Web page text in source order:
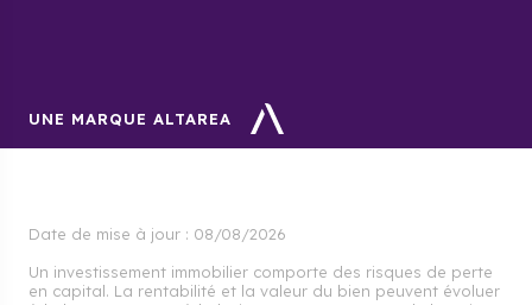
UNE MARQUE ALTAREA
Date de mise à jour : 08/08/2026
Un investissement immobilier comporte des risques de perte
en capital. La rentabilité et la valeur du bien peuvent évoluer